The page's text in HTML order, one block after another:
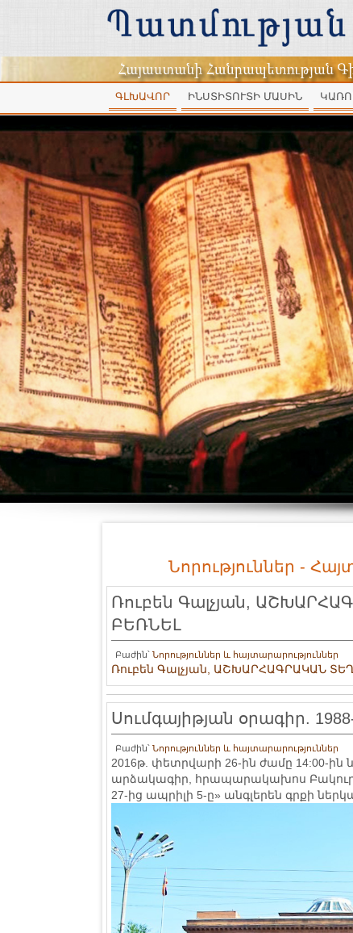
ԳԼԽԱՎՈՐ ԻՆՍՏԻՏՈՒՏԻ ՄԱՍԻՆ
Նորություններ -
Ռուբեն Գալչյան,
ԲԵՌՆԵԼ
Բաժին՝ Նորություններ և հայտարարություններ
Ռուբեն Գալչյան, ԱՇԽԱՐՀԱԳՐԱԿԱՆ
Սումգայիթյան օրագիր.
Բաժին՝ Նորություններ և հայտարարություններ
2016թ. փետրվարի 26-ին ժամը 14:00-
արձակագիր, հրապարակախոս Բակուր
27-ից ապրիլի 5-ը» անգլերեն գրքի